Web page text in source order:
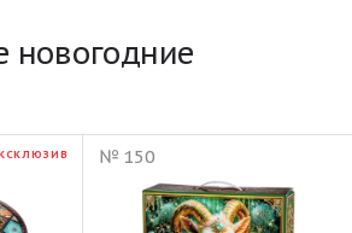
новогодние
№ 150